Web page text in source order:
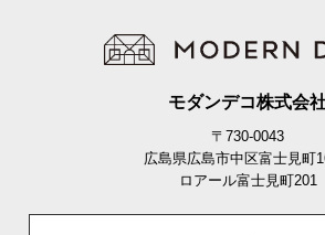
モダンデコ株式会
〒730-0043
広島県広島市中区富士見町
ロアール富士見町201